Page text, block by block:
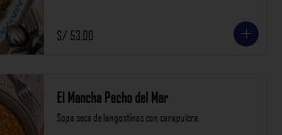
S/ 53.00
El Mancha Pecho del Mar
Sopa seca de langostinos con carapulcra.